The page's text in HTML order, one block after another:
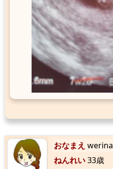
おなまえ werina
ねんれい33歳